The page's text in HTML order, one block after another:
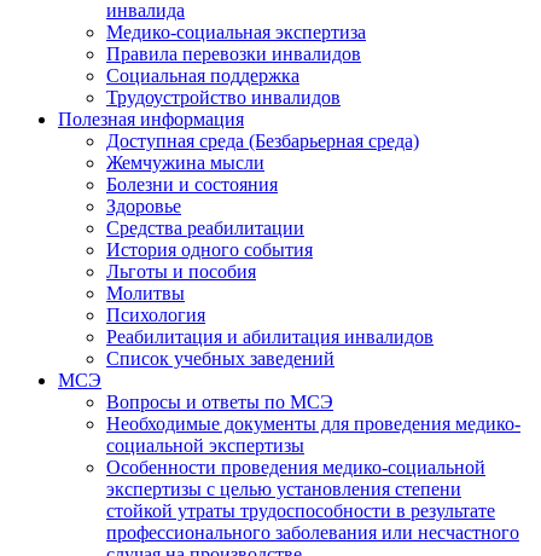
инвалида
Медико-социальная экспертиза
Правила перевозки инвалидов
Социальная поддержка
Трудоустройство инвалидов
Полезная информация
Доступная среда (Безбарьерная среда)
Жемчужина мысли
Болезни и состояния
Здоровье
Средства реабилитации
История одного события
Льготы и пособия
Молитвы
Психология
Реабилитация и абилитация инвалидов
Список учебных заведений
МСЭ
Вопросы и ответы по МСЭ
Необходимые документы для проведения медико-
социальной экспертизы
Особенности проведения медико-социальной
экспертизы с целью установления степени
стойкой утраты трудоспособности в результате
профессионального заболевания или несчастного